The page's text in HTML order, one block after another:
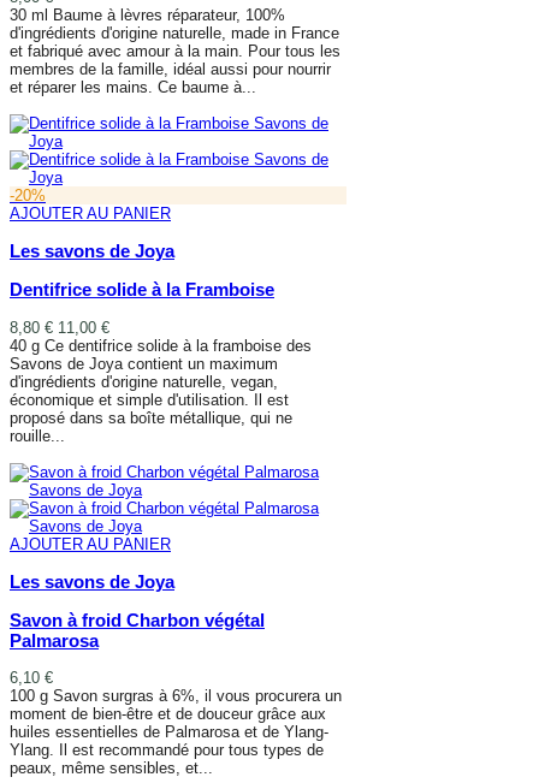
30 ml Baume à lèvres réparateur, 100%
d'ingrédients d'origine naturelle, made in France
et fabriqué avec amour à la main. Pour tous les
membres de la famille, idéal aussi pour nourrir
et réparer les mains. Ce baume à...
-20%
AJOUTER AU PANIER
Les savons de Joya
Dentifrice solide à la Framboise
8,80 € 11,00 €
40 g Ce dentifrice solide à la framboise des
Savons de Joya contient un maximum
d'ingrédients d'origine naturelle, vegan,
économique et simple d'utilisation. Il est
proposé dans sa boîte métallique, qui ne
rouille...
AJOUTER AU PANIER
Les savons de Joya
Savon à froid Charbon végétal
Palmarosa
6,10 €
100 g Savon surgras à 6%, il vous procurera un
moment de bien-être et de douceur grâce aux
huiles essentielles de Palmarosa et de Ylang-
Ylang. Il est recommandé pour tous types de
peaux, même sensibles, et...